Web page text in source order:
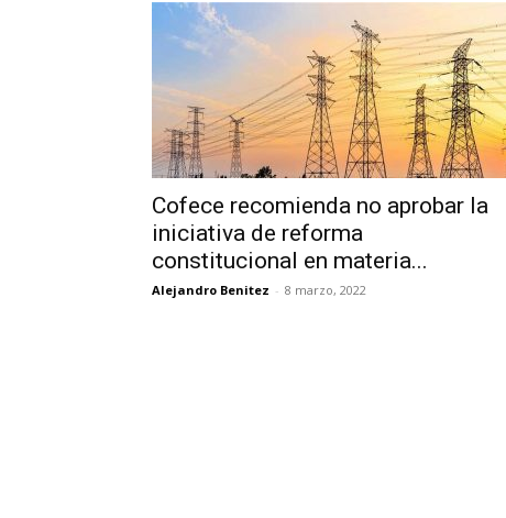
Cofece recomienda no aprobar la
iniciativa de reforma
constitucional en materia...
Alejandro Benitez - 8 marzo, 2022